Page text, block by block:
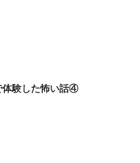
体験した怖い話④